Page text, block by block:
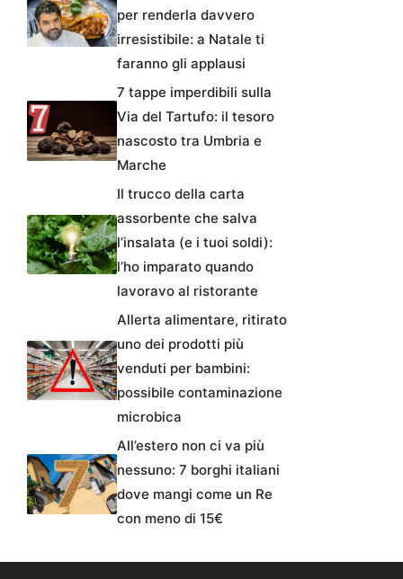
per renderla davvero
irresistibile: a Natale ti
faranno gli applausi
7 tappe imperdibili sulla
Via del Tartufo: il tesoro
nascosto tra Umbria e
Marche
Il trucco della carta
assorbente che salva
l’insalata (e i tuoi soldi):
l’ho imparato quando
lavoravo al ristorante
Allerta alimentare, ritirato
uno dei prodotti più
venduti per bambini:
possibile contaminazione
microbica
All’estero non ci va più
nessuno: 7 borghi italiani
dove mangi come un Re
con meno di 15€